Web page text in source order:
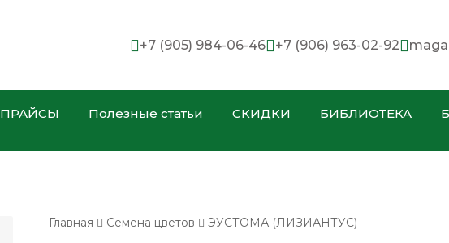
+7 (905) 984-06-46 +7 (906) 963-02-92
ПРАЙСЫ Полезные статьи СКИДКИ БИБЛИОТЕКА
Главная Семена цветов ЭУСТОМА (ЛИЗИАНТУС)